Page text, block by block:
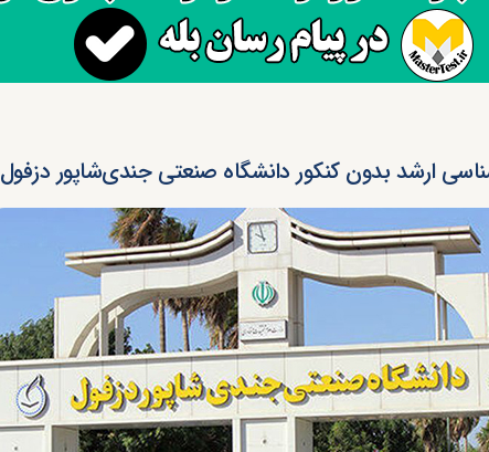
ارشد بدون کنکور دانشگاه صنعتی جندی‌شاپور دزفول ۱۴۰۵